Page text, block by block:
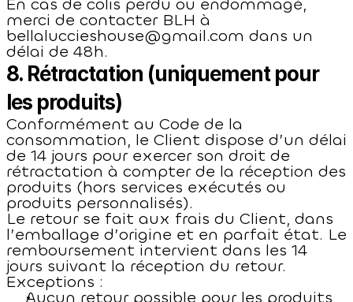
En cas de colis perdu ou endommagé,
merci de contacter BLH à
bellaluccieshouse@gmail.com dans un
délai de 48h.
8. Rétractation (uniquement pour
les produits)
Conformément au Code de la
consommation, le Client dispose d’un délai
de 14 jours pour exercer son droit de
rétractation à compter de la réception des
produits (hors services exécutés ou
produits personnalisés).
Le retour se fait aux frais du Client, dans
l’emballage d’origine et en parfait état. Le
remboursement intervient dans les 14
jours suivant la réception du retour.
Exceptions :
Aucun retour possible pour les produits